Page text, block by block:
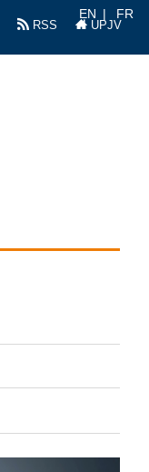
RSS UPJV
EN FR